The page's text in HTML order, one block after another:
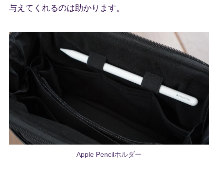
与えてくれるのは助かります。
Apple Pencilホルダー